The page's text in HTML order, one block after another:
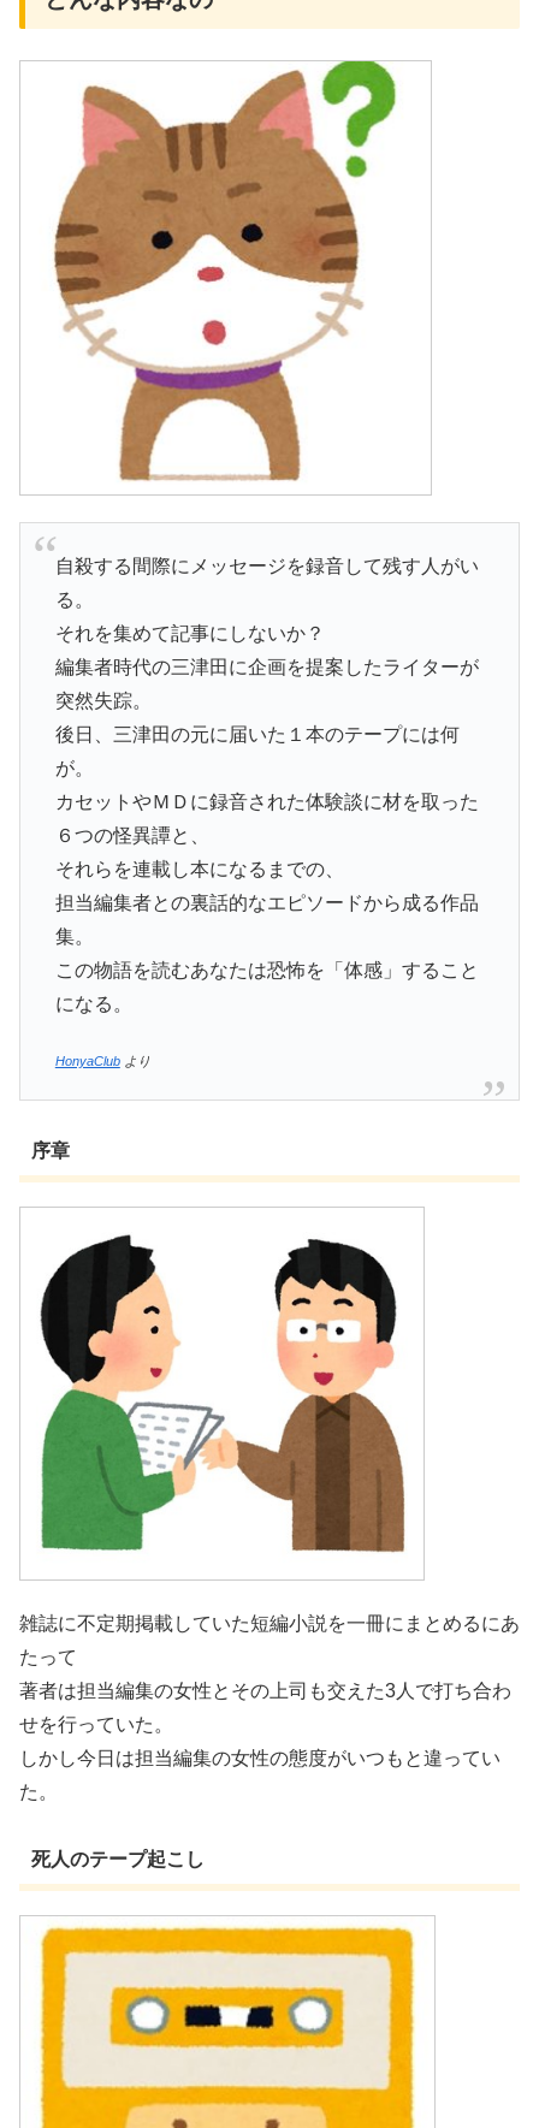
自殺する間際にメッセージを録音して残す人がい
る。
それを集めて記事にしないか？
編集者時代の三津田に企画を提案したライターが
突然失踪。
後日、三津田の元に届いた１本のテープには何
が。
カセットやＭＤに録音された体験談に材を取った
６つの怪異譚と、
それらを連載し本になるまでの、
担当編集者との裏話的なエピソードから成る作品
集。
この物語を読むあなたは恐怖を「体感」すること
になる。
HonyaClubより
序章
雑誌に不定期掲載していた短編小説を一冊にまとめるにあ
たって
著者は担当編集の女性とその上司も交えた3人で打ち合わ
せを行っていた。
しかし今日は担当編集の女性の態度がいつもと違ってい
た。
死人のテープ起こし